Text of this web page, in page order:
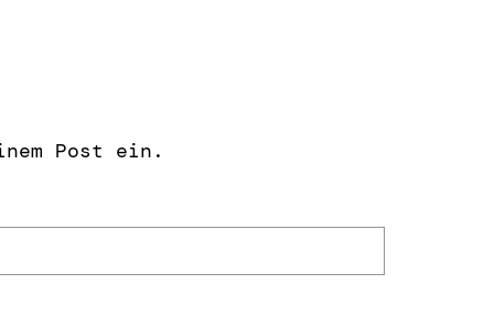
Post ein.